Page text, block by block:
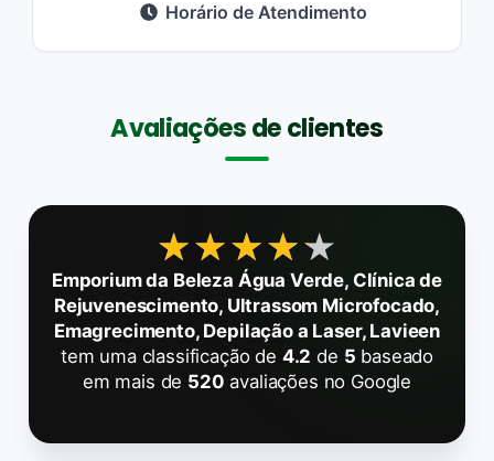
Horário de Atendimento
Avaliações de clientes
★★★★★
★★★★★
Emporium da Beleza Água Verde, Clínica de
Rejuvenescimento, Ultrassom Microfocado,
Emagrecimento, Depilação a Laser, Lavieen
tem uma classificação de 4.2 de 5 baseado
em mais de 520 avaliações no Google